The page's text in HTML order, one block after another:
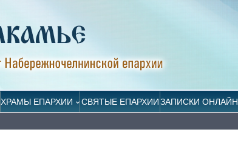
ХРАМЫ ЕПАРХИИ СВЯТЫЕ ЕПАРХИИЗАПИСКИ ОНЛАЙН